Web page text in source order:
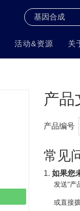
活动&资源 关
产品
产品编号
常见
1. 如果您
发送"产
或直接